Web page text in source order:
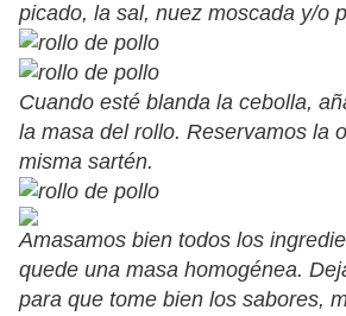
picado, la sal, nuez moscada y/o
Cuando esté blanda la cebolla,
la masa del rollo. Reservamos la
misma sartén.
Amasamos bien todos los
quede una masa homogénea.
para que tome bien los sabores,